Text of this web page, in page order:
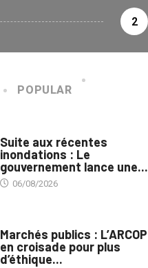
2
POPULAR
Suite aux récentes
inondations : Le
gouvernement lance une...
06/08/2026
Marchés publics : L’ARCOP
en croisade pour plus
d’éthique...